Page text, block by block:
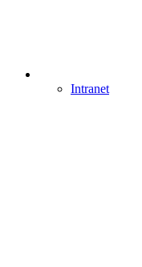
Intranet